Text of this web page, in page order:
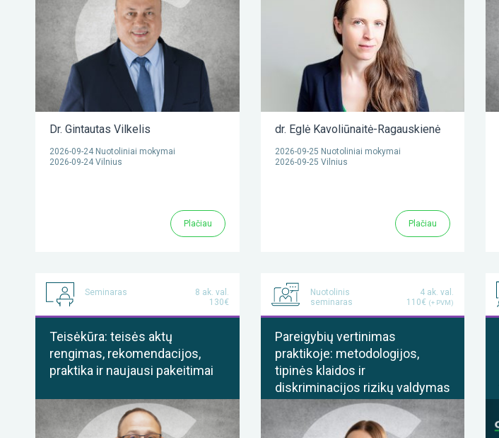
Dr. Gintautas Vilkelis
2026-09-24 Nuotoliniai mokymai
2026-09-24 Vilnius
Plačiau
dr. Eglė Kavoliūnaitė-Ragauskienė
2026-09-25 Nuotoliniai mokymai
2026-09-25 Vilnius
Plačiau
Seminaras
8 ak. val.
130€
Teisėkūra: teisės aktų
rengimas, rekomendacijos,
praktika ir naujausi pakeitimai
Nuotolinis
seminaras
4 ak. val.
110€ (+ PVM)
Pareigybių vertinimas
praktikoje: metodologijos,
tipinės klaidos ir
diskriminacijos rizikų valdymas